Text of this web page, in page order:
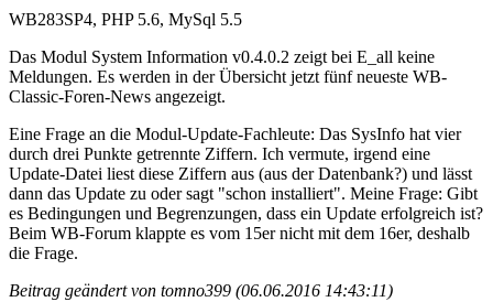
WB283SP4, PHP 5.6, MySql 5.5
Das Modul System Information v0.4.0.2 zeigt bei E_all keine
Meldungen. Es werden in der Übersicht jetzt fünf neueste WB-
Classic-Foren-News angezeigt.
Eine Frage an die Modul-Update-Fachleute: Das SysInfo hat vier
durch drei Punkte getrennte Ziffern. Ich vermute, irgend eine
Update-Datei liest diese Ziffern aus (aus der Datenbank?) und lässt
dann das Update zu oder sagt "schon installiert". Meine Frage: Gibt
es Bedingungen und Begrenzungen, dass ein Update erfolgreich ist?
Beim WB-Forum klappte es vom 15er nicht mit dem 16er, deshalb
die Frage.
Beitrag geändert von tomno399 (06.06.2016 14:43:11)